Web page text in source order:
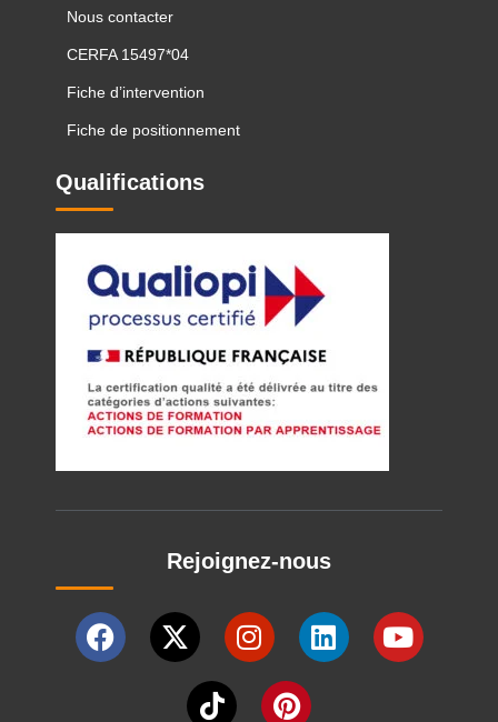
Nous contacter
CERFA 15497*04
Fiche d’intervention
Fiche de positionnement
Qualifications
Rejoignez-nous